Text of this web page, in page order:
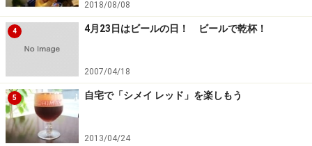
2018/08/08
4 4月23日はビールの日！ ビールで乾杯！
2007/04/18
5 自宅で「シメイ レッド」を楽しもう
2013/04/24